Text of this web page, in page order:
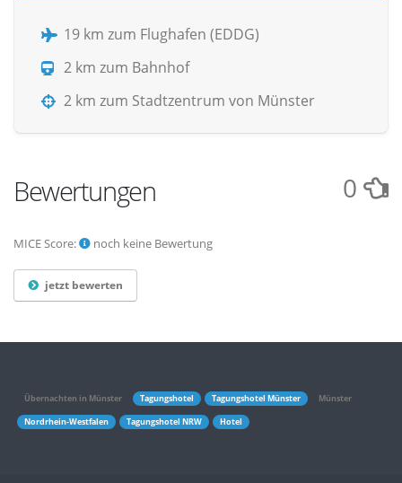
19 km zum Flughafen (EDDG)
2 km zum Bahnhof
2 km zum Stadtzentrum von Münster
Bewertungen 0
MICE Score: noch keine Bewertung
jetzt bewerten
Übernachten in Münster Tagungshotel Tagungshotel Münster Münster
Nordrhein-Westfalen Tagungshotel NRW Hotel